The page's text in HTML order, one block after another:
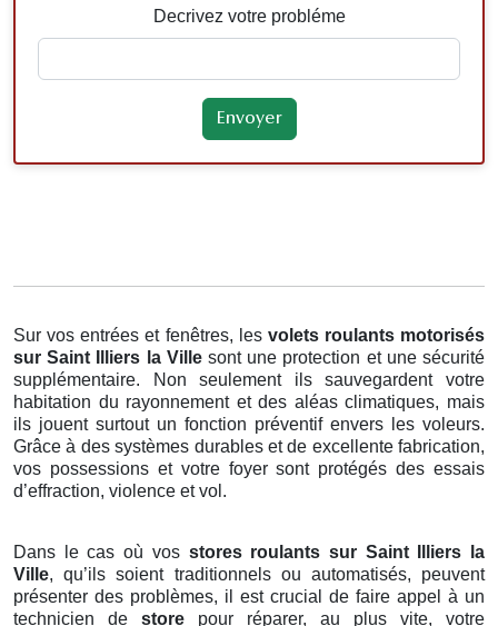
Decrivez votre probléme
Sur vos entrées et fenêtres, les volets roulants motorisés
sur Saint Illiers la Ville sont une protection et une sécurité
supplémentaire. Non seulement ils sauvegardent votre
habitation du rayonnement et des aléas climatiques, mais
ils jouent surtout un fonction préventif envers les voleurs.
Grâce à des systèmes durables et de excellente fabrication,
vos possessions et votre foyer sont protégés des essais
d’effraction, violence et vol.
Dans le cas où vos stores roulants sur Saint Illiers la
Ville, qu’ils soient traditionnels ou automatisés, peuvent
présenter des problèmes, il est crucial de faire appel à un
technicien de store pour réparer, au plus vite, votre